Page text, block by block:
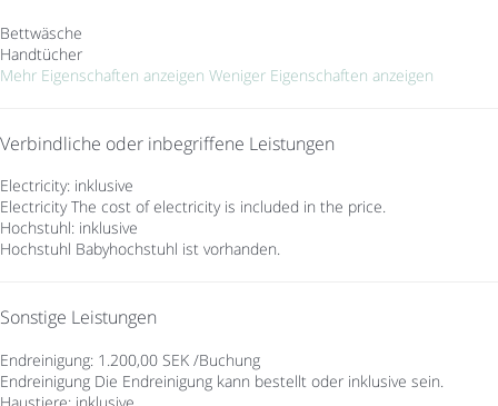
Bettwäsche
Handtücher
Mehr Eigenschaften anzeigen Weniger Eigenschaften anzeigen
Verbindliche oder inbegriffene Leistungen
Electricity: inklusive
Electricity The cost of electricity is included in the price.
Hochstuhl: inklusive
Hochstuhl Babyhochstuhl ist vorhanden.
Sonstige Leistungen
Endreinigung: 1.200,00 SEK /Buchung
Endreinigung Die Endreinigung kann bestellt oder inklusive sein.